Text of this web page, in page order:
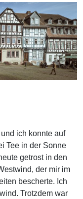
ich konnte auf
Tee in der Sonne
getrost in den
der mir im
bescherte. Ich
Trotzdem war